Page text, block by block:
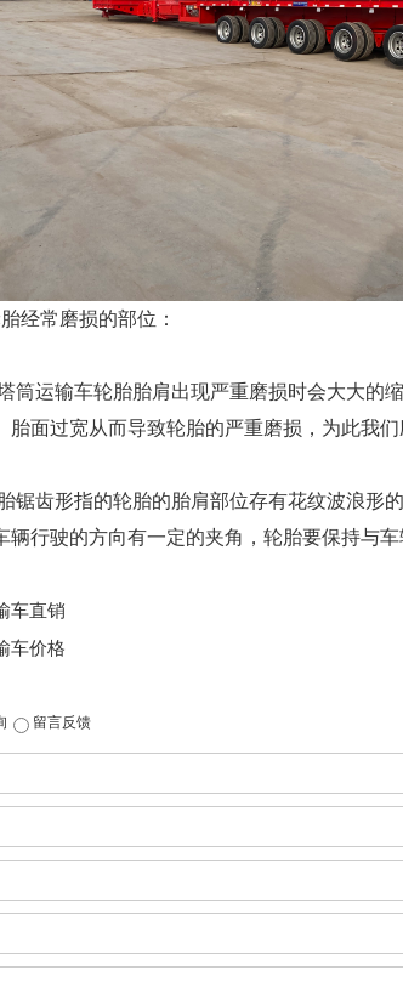
经常磨损的部位：
筒运输车轮胎胎肩出现严重磨损时会大大的
胎面过宽从而导致轮胎的严重磨损，为此我
锯齿形指的轮胎的胎肩部位存有花纹波浪形
辆行驶的方向有一定的夹角，轮胎要保持与
车直销
车价格
留言反馈